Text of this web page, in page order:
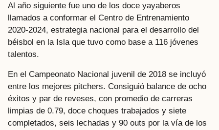
Al año siguiente fue uno de los doce yayaberos
llamados a conformar el Centro de Entrenamiento
2020-2024, estrategia nacional para el desarrollo del
béisbol en la Isla que tuvo como base a 116 jóvenes
talentos.
En el Campeonato Nacional juvenil de 2018 se incluyó
entre los mejores pitchers. Consiguió balance de ocho
éxitos y par de reveses, con promedio de carreras
limpias de 0.79, doce choques trabajados y siete
completados, seis lechadas y 90 outs por la vía de los